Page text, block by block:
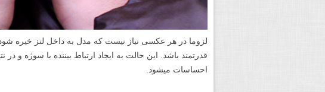
لزوما در هر عکسی نیاز نیست که مدل به داخل لنز خیره
قدرتمند باشد. این حالت به ایجاد ارتباط بیننده با سوژه و
احساسات می­شود.